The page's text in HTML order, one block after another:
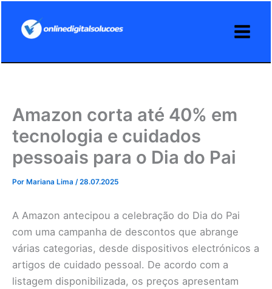
Amazon corta até 40% em
tecnologia e cuidados
pessoais para o Dia do Pai
Por Mariana Lima /28.07.2025
A Amazon antecipou a celebração do Dia do Pai
com uma campanha de descontos que abrange
várias categorias, desde dispositivos electrónicos a
artigos de cuidado pessoal. De acordo com a
listagem disponibilizada, os preços apresentam